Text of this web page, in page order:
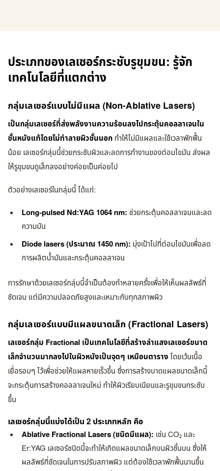
ประเภทของเลเซอร์กระชับรูขุมขน: รู้จัก
เทคโนโลยีที่แตกต่าง
กลุ่มเลเซอร์แบบไม่มีแผล (Non-Ablative Lasers)
เป็นกลุ่มเลเซอร์ที่ส่งพลังงานความร้อนลงไปกระตุ้นคอลลาเจนใน
ชั้นหนังแท้โดยไม่ทำลายผิวชั้นนอก ทำให้ไม่มีแผลและใช้เวลาพักฟื้น
น้อย เลเซอร์กลุ่มนี้ช่วยกระชับผิวและลดการทำงานของต่อมไขมัน ส่งผล
ให้รูขุมขนดูเล็กลงอย่างค่อยเป็นค่อยไป
ตัวอย่างเลเซอร์ในกลุ่มนี้ ได้แก่:
Long-pulsed Nd:YAG 1064 nm: ช่วยกระตุ้นคอลลาเจนและลด
ความมัน
Diode lasers (ประมาณ 1450 nm): มุ่งเป้าไปที่ต่อมไขมันเพื่อลด
การผลิตน้ำมันและกระตุ้นคอลลาเจน
การรักษาด้วยเลเซอร์กลุ่มนี้จำเป็นต้องทำหลายครั้งเพื่อให้เห็นผลลัพธ์ที่
ชัดเจน แต่มีความปลอดภัยสูงและเหมาะกับทุกสภาพผิว
กลุ่มเลเซอร์แบบมีแผลขนาดเล็ก (Fractional Lasers)
เลเซอร์กลุ่ม Fractional เป็นเทคโนโลยีที่สร้างลำแสงเลเซอร์ขนาด
เล็กจำนวนมากลงไปในผิวหนังเป็นจุดๆ เหมือนตาราง โดยเว้นเนื้อ
เยื่อรอบๆ ไว้เพื่อช่วยให้แผลหายเร็วขึ้น ซึ่งการสร้างบาดแผลขนาดเล็กนี้
จะกระตุ้นการสร้างคอลลาเจนใหม่ ทำให้ผิวเรียบเนียนและรูขุมขนกระชับ
ขึ้น
เลเซอร์กลุ่มนี้แบ่งได้เป็น 2 ประเภทหลัก คือ
Ablative Fractional Lasers (ชนิดมีแผล): เช่น CO₂ และ
Er:YAG เลเซอร์ชนิดนี้จะทำให้เกิดแผลขนาดเล็กบนผิวชั้นบน ซึ่งให้
ผลลัพธ์ที่ชัดเจนในการปรับสภาพผิว แต่ต้องใช้เวลาพักฟื้นนานขึ้น